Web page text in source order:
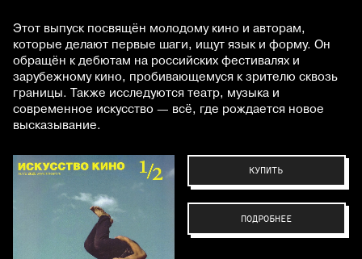
Этот выпуск посвящён молодому кино и авторам,
которые делают первые шаги, ищут язык и форму. Он
обращён к дебютам на российских фестивалях и
зарубежному кино, пробивающемуся к зрителю сквозь
границы. Также исследуются театр, музыка и
современное искусство — всё, где рождается новое
высказывание.
КУПИТЬ
ПОДРОБНЕЕ